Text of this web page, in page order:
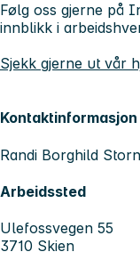
Følg oss gjerne på
innblikk i
Sjekk gjerne ut vår
Kontaktinformasjon
Randi Borghild
Arbeidssted
Ulefossvegen 55
3710 Skien